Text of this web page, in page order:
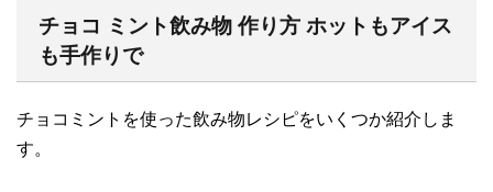
チョコ ミント飲み物 作り方 ホットもアイス
も手作りで
チョコミントを使った飲み物レシピをいくつか紹介しま
す。